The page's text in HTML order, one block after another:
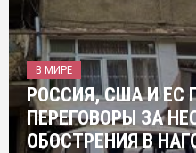
В МИРЕ
РОССИЯ, США И ЕС
ПЕРЕГОВОРЫ ЗА
ОБОСТРЕНИЯ В